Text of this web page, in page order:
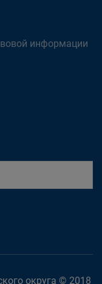
информации
округа © 2018